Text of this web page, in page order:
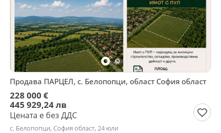
Продава ПАРЦЕЛ, с. Белопопци, област София област
228 000 €
445 929,24 лв
Цената е без ДДС
с. Белопопци, София област, 24 юли